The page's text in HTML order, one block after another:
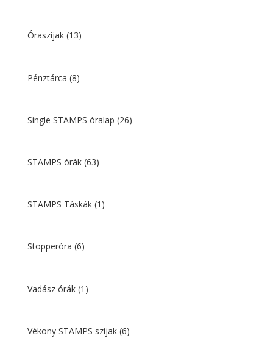
Óraszíjak (13)
Pénztárca (8)
Single STAMPS óralap (26)
STAMPS órák (63)
STAMPS Táskák (1)
Stopperóra (6)
Vadász órák (1)
Vékony STAMPS szíjak (6)